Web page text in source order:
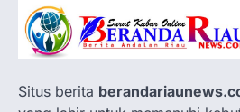
Situs berita